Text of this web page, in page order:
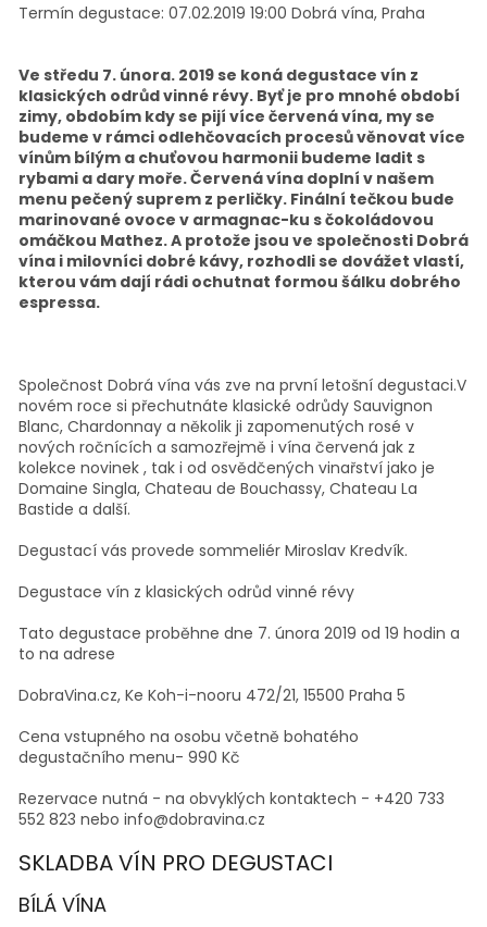
Termín degustace: 07.02.2019 19:00 Dobrá vína, Praha
Ve středu 7. února. 2019 se koná degustace vín z
klasických odrůd vinné révy. Byť je pro mnohé období
zimy, obdobím kdy se pijí více červená vína, my se
budeme v rámci odlehčovacích procesů věnovat více
vínům bílým a chuťovou harmonii budeme ladit s
rybami a dary moře. Červená vína doplní v našem
menu pečený suprem z perličky. Finální tečkou bude
marinované ovoce v armagnac-ku s čokoládovou
omáčkou Mathez. A protože jsou ve společnosti Dobrá
vína i milovníci dobré kávy, rozhodli se dovážet vlastí,
kterou vám dají rádi ochutnat formou šálku dobrého
espressa.
Společnost Dobrá vína vás zve na první letošní degustaci.V
novém roce si přechutnáte klasické odrůdy Sauvignon
Blanc, Chardonnay a několik ji zapomenutých rosé v
nových ročnících a samozřejmě i vína červená jak z
kolekce novinek , tak i od osvědčených vinařství jako je
Domaine Singla, Chateau de Bouchassy, Chateau La
Bastide a další.
Degustací vás provede sommeliér Miroslav Kredvík.
Degustace vín z klasických odrůd vinné révy
Tato degustace proběhne dne 7. února 2019 od 19 hodin a
to na adrese
DobraVina.cz, Ke Koh-i-nooru 472/21, 15500 Praha 5
Cena vstupného na osobu včetně bohatého
degustačního menu- 990 Kč
Rezervace nutná - na obvyklých kontaktech - +420 733
552 823 nebo info@dobravina.cz
SKLADBA VÍN PRO DEGUSTACI
BÍLÁ VÍNA